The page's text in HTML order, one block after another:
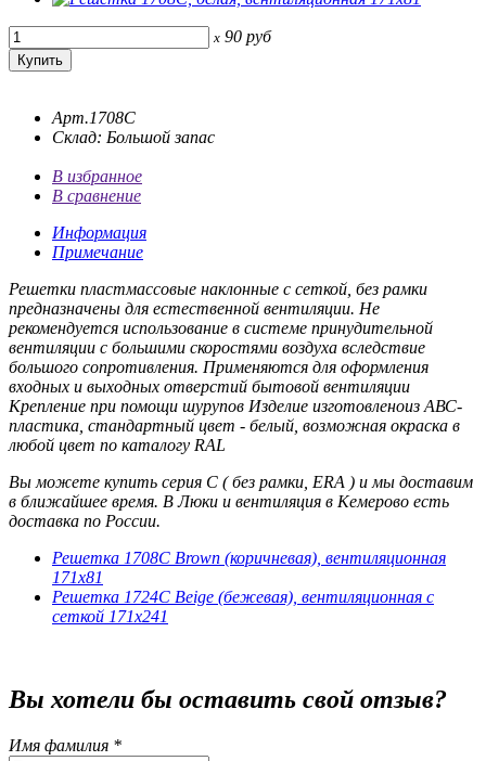
x 90 руб
Арт.1708С
Склад: Большой запас
В избранное
В сравнение
Информация
Примечание
Решетки пластмассовые наклонные с сеткой, без рамки
предназначены для естественной вентиляции. Не
рекомендуется использование в системе принудительной
вентиляции с большими скоростями воздуха вследствие
большого сопротивления. Применяются для оформления
входных и выходных отверстий бытовой вентиляции
Крепление при помощи шурупов Изделие изготовленоиз АВС-
пластика, стандартный цвет - белый, возможная окраска в
любой цвет по каталогу RAL
Вы можете купить серия С ( без рамки, ERA ) и мы доставим
в ближайшее время. В Люки и вентиляция в Кемерово есть
доставка по России.
Решетка 1708С Brown (коричневая), вентиляционная
171х81
Решетка 1724С Beige (бежевая), вентиляционная с
сеткой 171х241
Вы хотели бы оставить свой отзыв?
Имя фамилия *